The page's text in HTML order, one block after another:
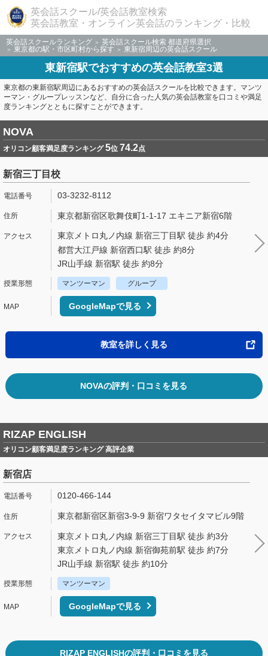
英会話スクール/英会話教室検索
英会話教室・オンライン英会話のランキング・比較
英会話スクールランキング
英会話スクール検索 都道府県選択
東京都の駅・市区町村から探す
東新宿周辺の英会話スクール
東新宿駅でおすすめの英会話教室3選
東京都の東新宿駅周辺にあるおすすめの英会話スクールを比較できます。マンツ
ーマン・グループレッスンなど、自分に合った人気の英会話教室を口コミや満足
度ランキングとともに探すことができます。
NOVA
オリコン顧客満足度ランキング5位 74.2点
新宿三丁目校
03-3232-8112
東京都新宿区歌舞伎町1-1-17 エキニア新宿6階
東京メトロ丸ノ内線 新宿三丁目駅 徒歩 約4分
都営大江戸線 新宿西口駅 徒歩 約8分
JR山手線 新宿駅 徒歩 約8分
マンツーマン グループ
GoogleMapで見る
教室を詳しく見る
NOVAの評判・口コミを見る
RIZAP ENGLISH
オリコン顧客満足度ランキング 高評企業
新宿店
0120-466-144
東京都新宿区新宿3-9-9 新宿ワタセイタマビル9階
東京メトロ丸ノ内線 新宿三丁目駅 徒歩 約3分
東京メトロ丸ノ内線 新宿御苑前駅 徒歩 約7分
JR山手線 新宿駅 徒歩 約10分
マンツーマン
GoogleMapで見る
RIZAP ENGLISHの評判・口コミを見る